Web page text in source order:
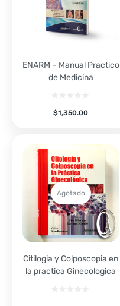
ENARM – Manual Practico
de Medicina
$1,350.00
Agotado
Citilogia y Colposcopia en
la practica Ginecologica